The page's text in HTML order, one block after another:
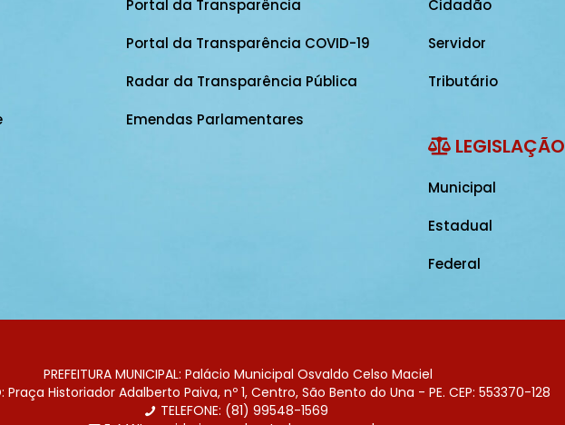
Portal da Transparência
Portal da Transparência COVID-19
Radar da Transparência Pública
Emendas Parlamentares
Cidadão
Servidor
Tributário
LEGISLAÇÃO
Municipal
Estadual
Federal
PREFEITURA MUNICIPAL: Palácio Municipal Osvaldo Celso Maciel
Praça Historiador Adalberto Paiva, nº 1, Centro, São Bento do Una - PE. CEP: 553370-128
TELEFONE: (81) 99548-1569